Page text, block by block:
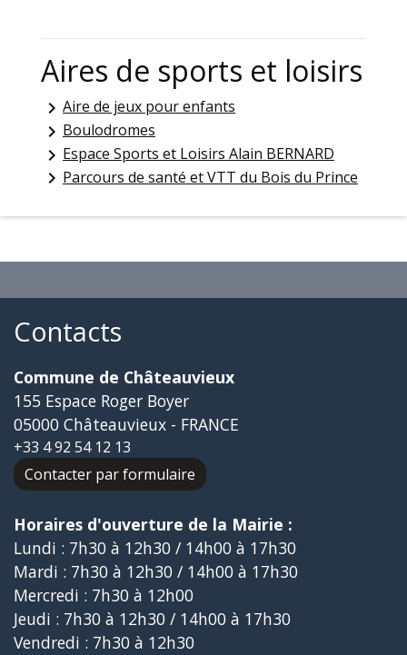
Aires de sports et loisirs
keyboard_arrow_right Aire de jeux pour enfants
keyboard_arrow_right Boulodromes
keyboard_arrow_right Espace Sports et Loisirs Alain BERNARD
keyboard_arrow_right Parcours de santé et VTT du Bois du Prince
Contacts
Commune de Châteauvieux
155 Espace Roger Boyer
05000 Châteauvieux - FRANCE
+33 4 92 54 12 13
Contacter par formulaire
Horaires d'ouverture de la Mairie :
Lundi : 7h30 à 12h30 / 14h00 à 17h30
Mardi : 7h30 à 12h30 / 14h00 à 17h30
Mercredi : 7h30 à 12h00
Jeudi : 7h30 à 12h30 / 14h00 à 17h30
Vendredi : 7h30 à 12h30